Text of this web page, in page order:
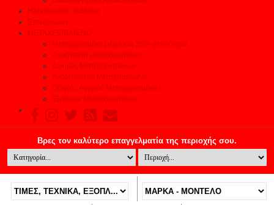
Ηλεκτρονικές εκδόσεις
Επικοινωνία
ΜΕΤΑΧΕΙΡΙΣΜΕΝΟ
Μεταχειρισμένα μέχρι και 35% φτηνότερα
Αναζήτηση μεταχειρισμένου
Δοκιμές Μεταχειρισμένων
Αγοράζοντας Μεταχειρισμένο
Οδηγός Αγοράς Μεταχειρισμένου
Έμποροι Μεταχειρισμένων